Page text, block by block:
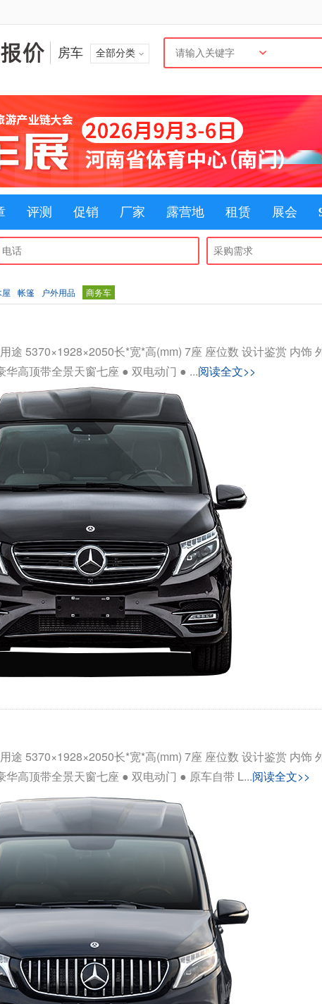
房车 全部分类
评测 促销 厂家 露营地 租赁 展会
屋 帐篷 户外用品 商务车
途 5370×1928×2050长*宽*高(mm) 7座 座位数 设计鉴赏 内饰
高顶带全景天窗七座 ● 双电动门 ● ...阅读全文>>
途 5370×1928×2050长*宽*高(mm) 7座 座位数 设计鉴赏 内饰
高顶带全景天窗七座 ● 双电动门 ● 原车自带 L...阅读全文>>